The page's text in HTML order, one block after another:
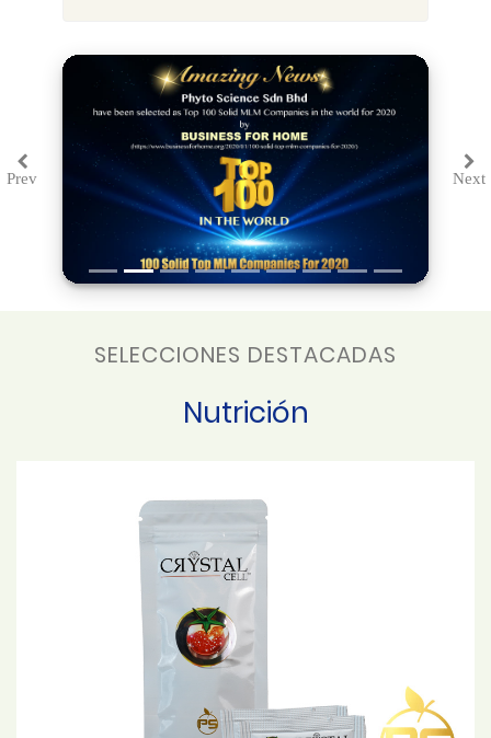
PrevPrevious Next
SELECCIONES DESTACADAS
Nutrición